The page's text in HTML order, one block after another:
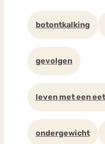
botontkalking
gevolgen
leven met een
ondergewicht